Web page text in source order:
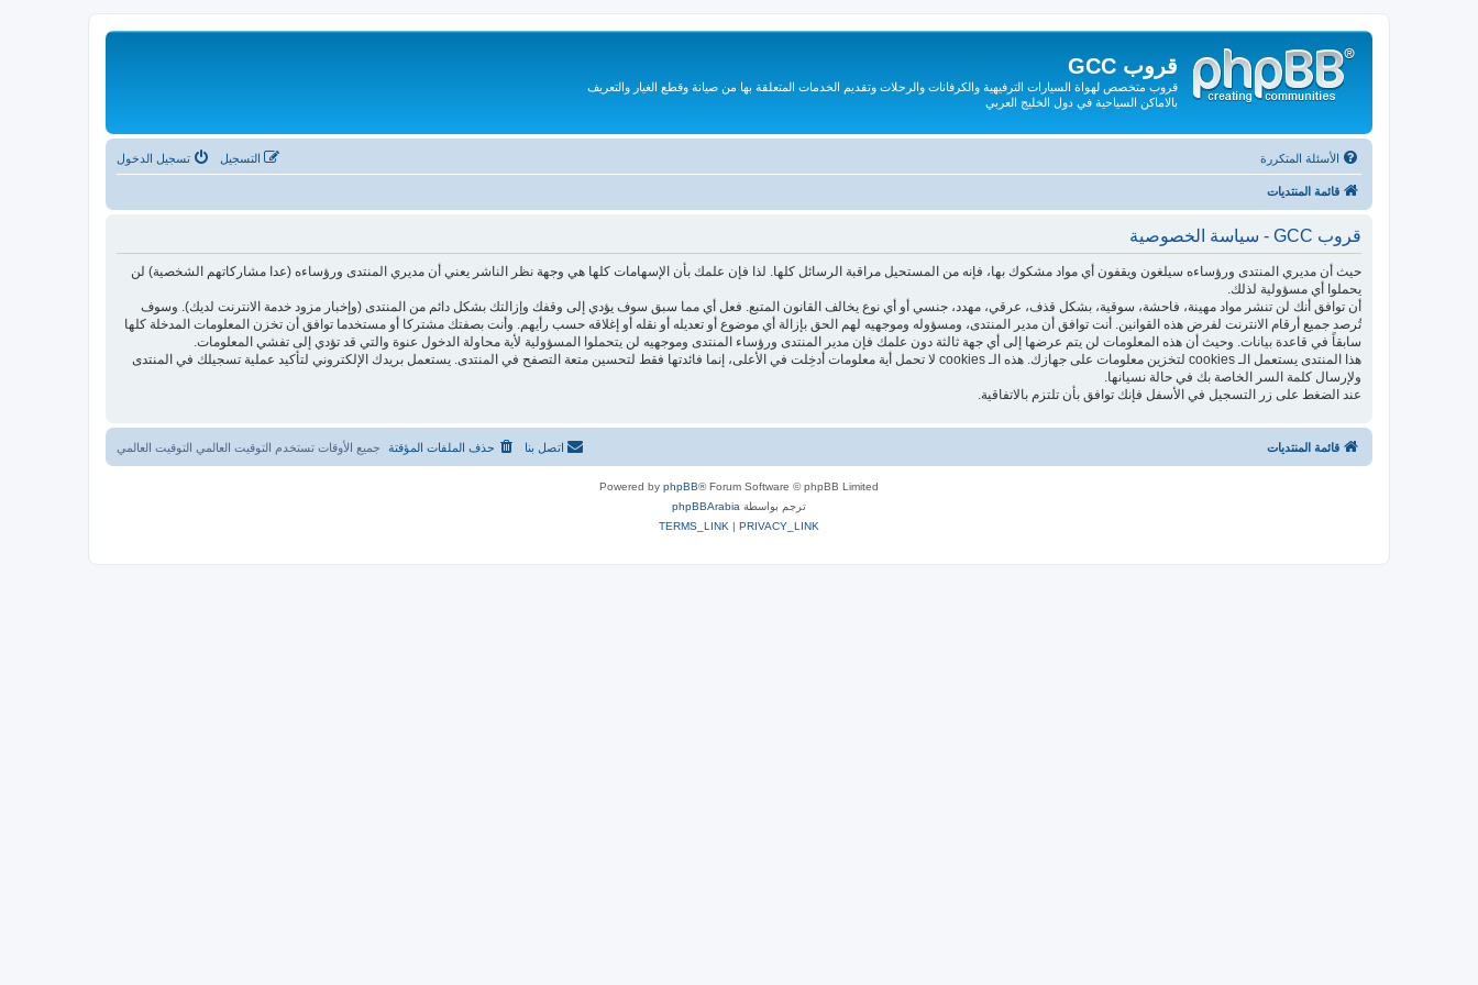
قروب GCC
قروب متخصص لهواة السيارات الترفيهية والكرفانات والرحلات وتقديم الخدمات المتعلقة بها من صيانة وقطع الغيار والتعريف
بالاماكن السياحية في دول الخليج العربي
الأسئلة المتكررة تسجيل الدخول التسجيل
قائمة المنتديات
قروب GCC - سياسة الخصوصية
حيث أن مديري المنتدى ورؤساءه سيلغون ويقفون أي مواد مشكوك بها، فإنه من المستحيل مراقبة الرسائل كلها. لذا فإن علمك بأن الإسهامات كلها هي وجهة نظر الناشر يعني أن مديري المنتدى ورؤساءه (عدا مشاركاتهم الشخصية) لن
يحملوا أي مسؤولية لذلك.
أن توافق أنك لن تنشر مواد مهينة، فاحشة، سوقية، بشكل قذف، عرقي، مهدد، جنسي أو أي نوع يخالف القانون المتبع. فعل أي مما سبق سوف يؤدي إلى وقفك وإزالتك بشكل دائم من المنتدى (وإخبار مزود خدمة الانترنت لديك). وسوف
تُرصد جميع أرقام الانترنت لفرض هذه القوانين. أنت توافق أن مدير المنتدى، ومسؤوله وموجهيه لهم الحق بإزالة أي موضوع أو تعديله أو نقله أو إغلاقه حسب رأيهم. وأنت بصفتك مشتركا أو مستخدما توافق أن تخزن المعلومات المدخلة كلها
سابقاً في قاعدة بيانات. وحيث أن هذه المعلومات لن يتم عرضها إلى أي جهة ثالثة دون علمك فإن مدير المنتدى ورؤساء المنتدى وموجهيه لن يتحملوا المسؤولية لأية محاولة الدخول عنوة والتي قد تؤدي إلى تفشي المعلومات.
هذا المنتدى يستعمل الـ cookies لتخزين معلومات على جهازك. هذه الـ cookies لا تحمل أية معلومات أدخِلت في الأعلى، إنما فائدتها فقط لتحسين متعة التصفح في المنتدى. يستعمل بريدك الإلكتروني لتأكيد عملية تسجيلك في المنتدى
ولإرسال كلمة السر الخاصة بك في حالة نسيانها.
عند الضغط على زر التسجيل في الأسفل فإنك توافق بأن تلتزم بالاتفاقية.
قائمة المنتديات جميع الأوقات تستخدم التوقيت العالمي التوقيت العالمي حذف الملفات المؤقتة اتصل بنا
Powered by phpBB® Forum Software © phpBB Limited
ترجم بواسطة phpBBArabia
PRIVACY_LINK
|
TERMS_LINK